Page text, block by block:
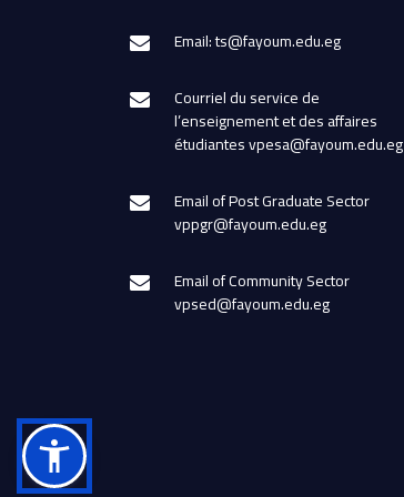
Email: ts@fayoum.edu.eg
Courriel du service de
l’enseignement et des affaires
étudiantes vpesa@fayoum.edu.eg
Email of Post Graduate Sector
vppgr@fayoum.edu.eg
Email of Community Sector
vpsed@fayoum.edu.eg